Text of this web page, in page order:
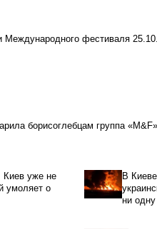
Международного фестиваля
борисоглебцам группа
Киев уже не
умоляет о
В
ни одну